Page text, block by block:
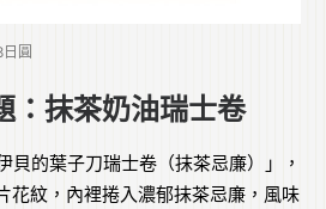
圓
：抹茶奶油瑞士卷
的葉子刀瑞士卷（抹茶忌廉）」，
花紋，內裡捲入濃郁抹茶忌廉，風味